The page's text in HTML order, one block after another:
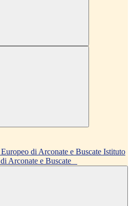
Istituto
di Arconate e Buscate